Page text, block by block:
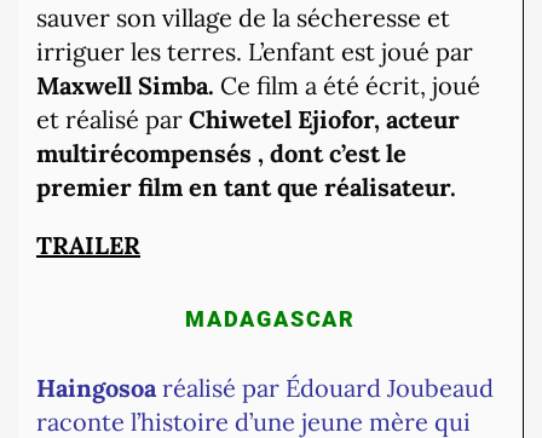
sauver son village de la sécheresse et
irriguer les terres. L’enfant est joué par
Maxwell Simba. Ce film a été écrit, joué
et réalisé par Chiwetel Ejiofor, acteur
multirécompensés , dont c’est le
premier film en tant que réalisateur.
TRAILER
MADAGASCAR
Haingosoa réalisé par Édouard Joubeaud
raconte l’histoire d’une jeune mère qui